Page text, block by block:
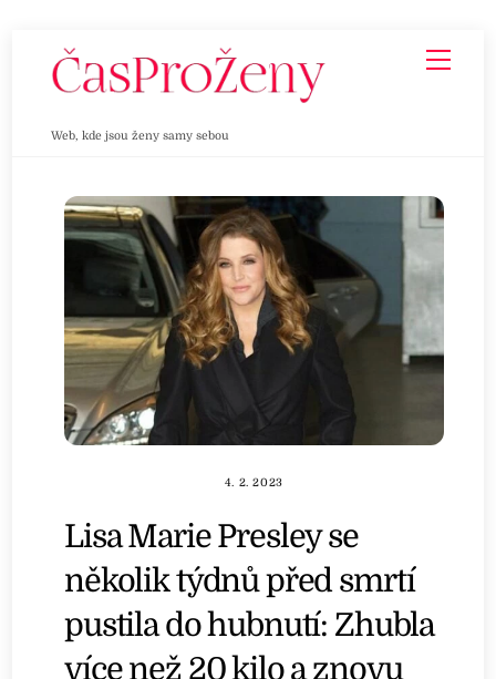
Web, kde jsou ženy samy sebou
4. 2. 2023
Lisa Marie Presley se
několik týdnů před smrtí
pustila do hubnutí: Zhubla
více než 20 kilo a znovu